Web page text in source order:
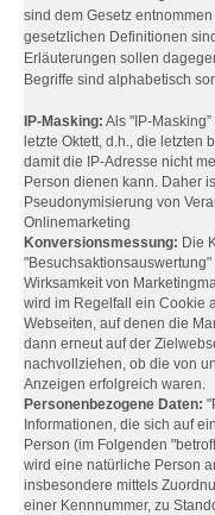
sind dem Gesetz
gesetzlichen Definitionen
Erläuterungen sollen
Begriffe sind alphabetisch
IP-Masking: Als "IP-
letzte Oktett, d.h., die
damit die IP-Adresse nicht
Person dienen kann. Daher
Pseudonymisierung von
Onlinemarketing
Konversionsmessung: Die
Wirksamkeit von
wird im Regelfall ein Cookie
Webseiten, auf denen die
dann erneut auf der
nachvollziehen, ob die von
Anzeigen erfolgreich waren.
Personenbezogene Daten:
Informationen, die sich auf
Person (im Folgenden
wird eine natürliche Person
insbesondere mittels
einer Kennnummer, zu